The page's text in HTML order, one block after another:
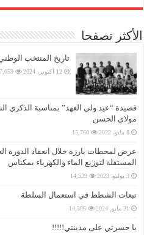
الأكثر تصفحا
تاريخ المنتخب
12 أكتوبر، 2024
قصيدة “عيد ولي العهد” بمناسبة الذكرى
مولاي الحسن
8 مايو، 2022 15,760
عرض لمحطات بارزة خلال انعقاد الدورة
المستقلة لتوزيع الماء والكهرباء بمكناس
3 يوليو، 2023 14,529
تبعات الشطط في استعمال السلطة
31 مايو، 2024 14,386
يا حسرتي على مدينتي!!!!!